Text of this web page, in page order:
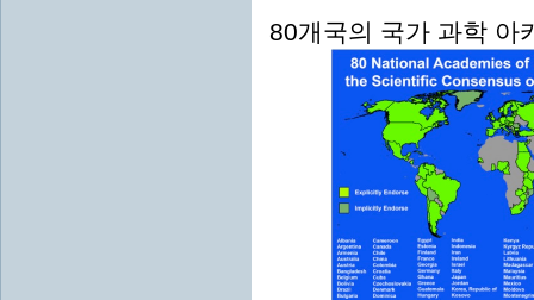
80개국의 국가 과학 아